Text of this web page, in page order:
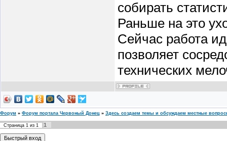
собирать
Раньше на это
Сейчас работа
позволяет
технических
Форум » Форум портала Червоный Донец » Здесь создаем темы и обсуждаем местные
Страница 1 из 1 1